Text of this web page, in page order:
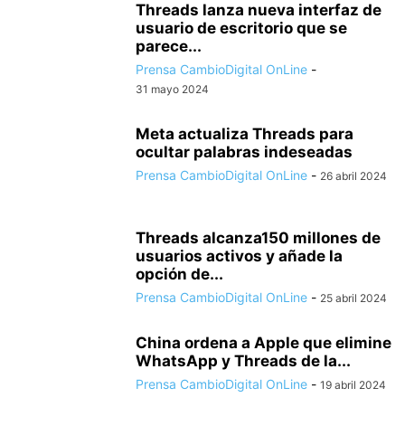
Threads lanza nueva interfaz de
usuario de escritorio que se
parece...
Prensa CambioDigital OnLine -
31 mayo 2024
Meta actualiza Threads para
ocultar palabras indeseadas
Prensa CambioDigital OnLine - 26 abril 2024
Threads alcanza150 millones de
usuarios activos y añade la
opción de...
Prensa CambioDigital OnLine - 25 abril 2024
China ordena a Apple que elimine
WhatsApp y Threads de la...
Prensa CambioDigital OnLine - 19 abril 2024